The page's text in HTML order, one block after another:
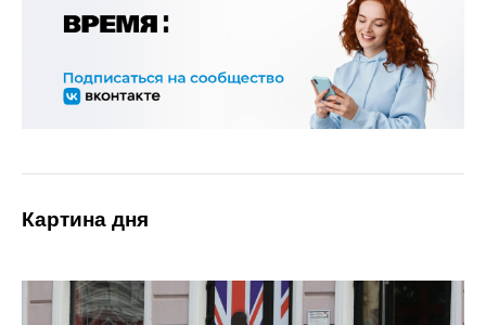
Картина дня